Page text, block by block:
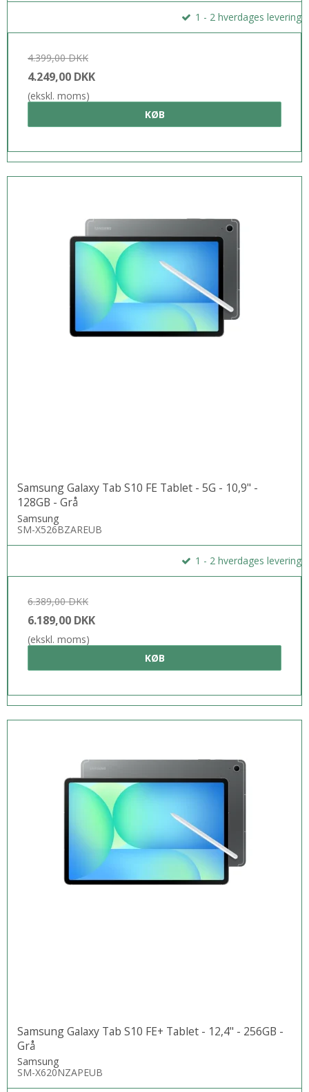
1 - 2 hverdages levering
4.399,00 DKK
4.249,00 DKK
(ekskl. moms)
KØB
Samsung Galaxy Tab S10 FE Tablet - 5G - 10,9" -
128GB - Grå
Samsung
SM-X526BZAREUB
1 - 2 hverdages levering
6.389,00 DKK
6.189,00 DKK
(ekskl. moms)
KØB
Samsung Galaxy Tab S10 FE+ Tablet - 12,4" - 256GB -
Grå
Samsung
SM-X620NZAPEUB